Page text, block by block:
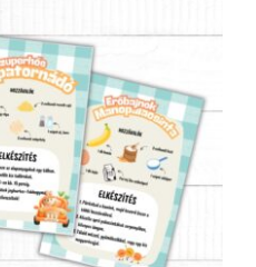
amiket a
– Letölthető